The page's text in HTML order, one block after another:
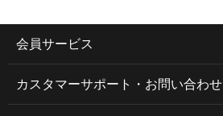
会員サービス
カスタマーサポート・お問い合わせ